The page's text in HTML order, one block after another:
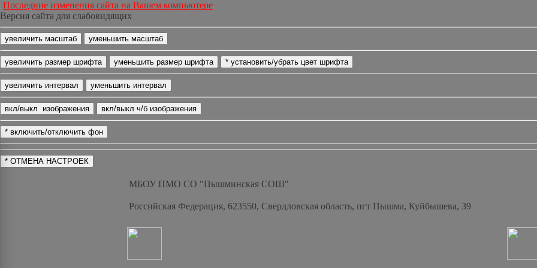
Последние изменения сайта на Вашем компьютере
Версия сайта для слабовидящих
МБОУ ПМО СО "Пышминская СОШ"
Российская Федерация, 623550, Свердловская область, пгт Пышма, Куйбышева, 39